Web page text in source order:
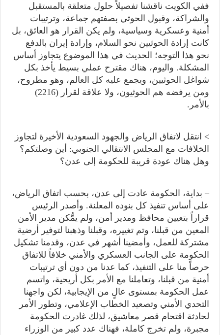
ففي الكويت ناقشنا تفصيلاً حلول متعلقة بالمستقبل
والشراكة، وقبول الحوثي بصفتهم جماعة، وترتيبات
أمنية وعسكرية وسياسية، ولم يكن القرار هو العائق، بل
كانت إرادة الحوثيين نحو السلام، وإرادة إيران بالدفع
نحو هذا التوجه؛ الحديث في هذا الموضوع يتجاوز أساس
المشكلة. واليوم، هناك مقترح عملي بسيط يأخذ بكل
شواغل الحوثيين، ويجمع عليه كل العالم، وهو مطروح،
ومن يرفضه هم الحوثيون، ولا علاقة لقرار (2216)
بالأمر.
> انتقل لاتفاق الرياض والجهود السعودية الأخيرة لتجاوز
الخلافات مع المجلس الانتقالي الجنوبي: أين وصلتكم؟
وهل هناك عودة قريبة للحكومة إلى عدن؟
– بداية، الحكومة عادت إلى عدن، بحسب اتفاق الرياض،
على أساس تنفيذ كل بنوده المعلنة. وأصدر الرئيس
قراراً بتعيين محافظ ومدير أمن، ولم يمُّكن مدير الأمن
المعين من قبلنا، وتم تغييره، وقبلنا وذهبنا لتوفير أرضية
مشتركة للعمل، وأمضينا أشهر في عدن، وقدمنا تشكيل
الحكومة على الجانب العسكري والأمني خلافاً للاتفاق
حرصاً منا على التنفيذ، كما عدنا من دون أي ترتيبات
أمنية من قبلنا، وتعاملنا مع الأمر بكل أريحية، واتسم
عمل الحكومة بمستوى عالٍ من الإيجابية، لكن واجهنا
التحدي الأمني وتصعيد الخطاب الإعلامي، وتطور الأمر
لحادثة اقتحام قصر معاشيق، لذلك غادرت الحكومة
مجبرة، ولم تخرج كاملة، فهناك عدد كبير من الوزراء